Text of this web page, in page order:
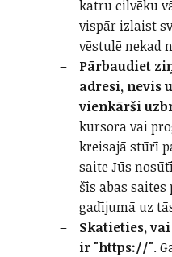
katru cilvēku
vispār izlaist
vēstulē nekad
Pārbaudiet
adresi, nevis
vienkārši
kursora vai
kreisajā stūrī
saite Jūs
šīs abas
gadījumā uz
Skatieties,
ir "https://".